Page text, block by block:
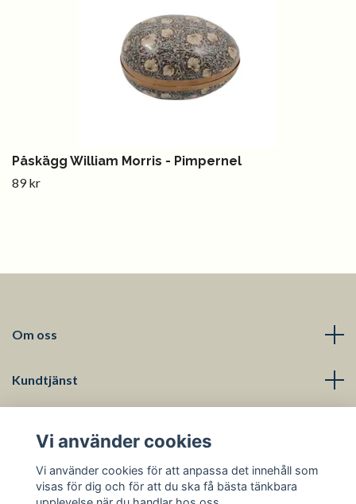
Påskägg William Morris - Pimpernel
89 kr
Om oss
Kundtjänst
Sociala medier
Vi använder cookies
Vi använder cookies för att anpassa det innehåll som
visas för dig och för att du ska få bästa tänkbara